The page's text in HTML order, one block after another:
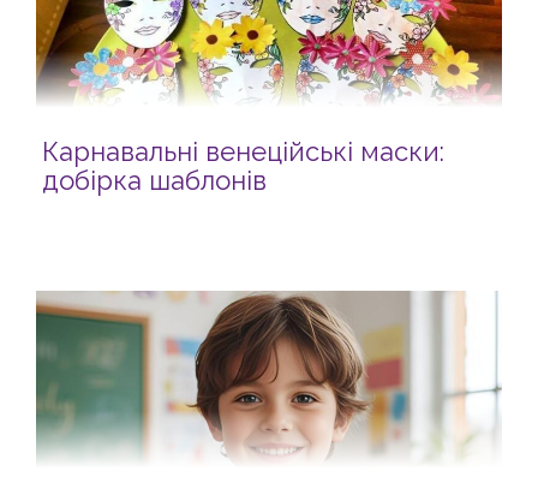
Карнавальні венеційські маски:
добірка шаблонів